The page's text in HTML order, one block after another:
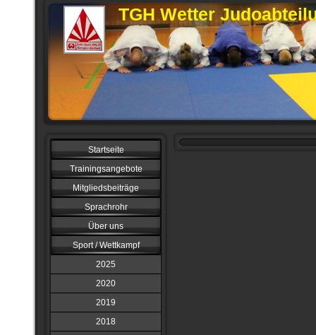
TGH Wetter
Startseite
Trainingsangebote
Mitgliedsbeiträge
Sprachrohr
Über uns
Sport / Wettkampf
2025
2020
2019
2018